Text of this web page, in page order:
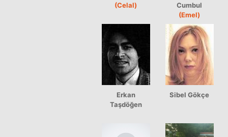
(Celal)
Cumbul
(Emel)
Erkan
Taşdöğen
Sibel Gökçe